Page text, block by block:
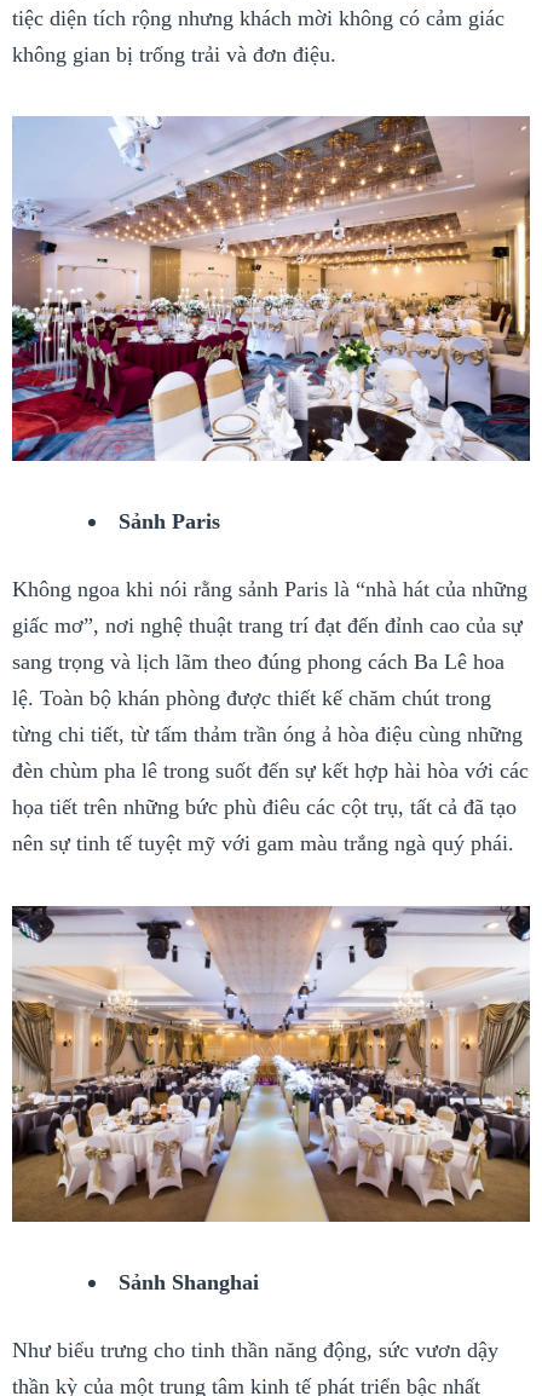
tiệc diện tích rộng nhưng khách mời không có cảm giác
không gian bị trống trải và đơn điệu.
Sảnh Paris
Không ngoa khi nói rằng sảnh Paris là “nhà hát của những
giấc mơ”, nơi nghệ thuật trang trí đạt đến đỉnh cao của sự
sang trọng và lịch lãm theo đúng phong cách Ba Lê hoa
lệ. Toàn bộ khán phòng được thiết kế chăm chút trong
từng chi tiết, từ tấm thảm trần óng ả hòa điệu cùng những
đèn chùm pha lê trong suốt đến sự kết hợp hài hòa với các
họa tiết trên những bức phù điêu các cột trụ, tất cả đã tạo
nên sự tinh tế tuyệt mỹ với gam màu trắng ngà quý phái.
Sảnh Shanghai
Như biểu trưng cho tinh thần năng động, sức vươn dậy
thần kỳ của một trung tâm kinh tế phát triển bậc nhất